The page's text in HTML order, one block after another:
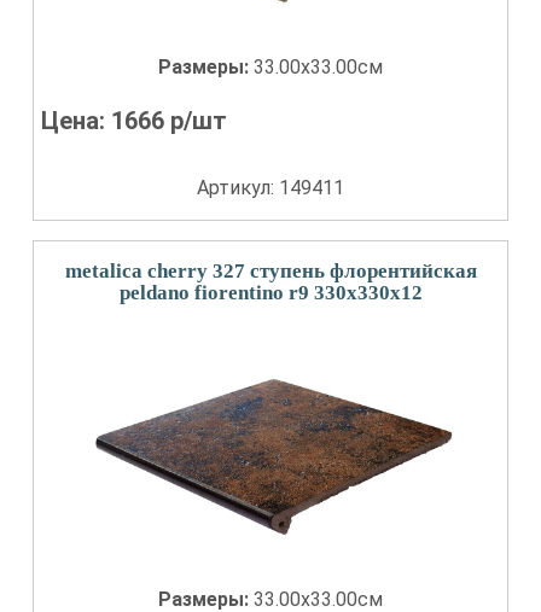
Размеры: 33.00x33.00см
Цена: 1666 р/шт
Артикул: 149411
metalica cherry 327 ступень флорентийская
peldano fiorentino r9 330x330x12
Размеры: 33.00x33.00см